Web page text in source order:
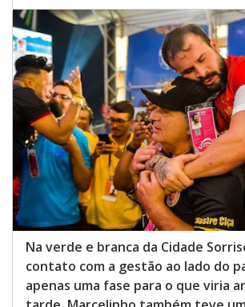
Na verde e branca da Cidade
contato com a gestão ao lado do
apenas uma fase para o que viria